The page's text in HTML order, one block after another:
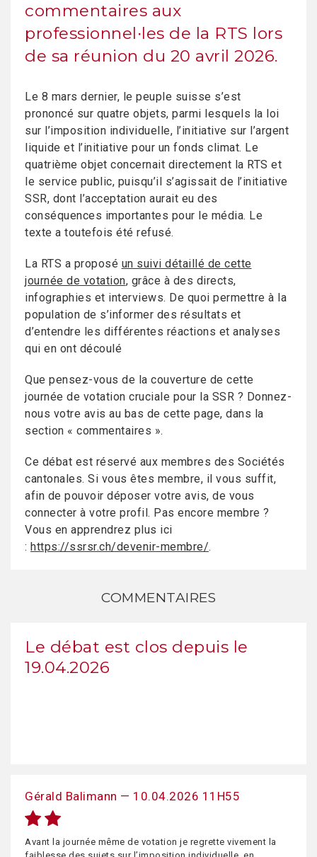
commentaires aux
professionnel∙les de la RTS lors
de sa réunion du 20 avril 2026.
Le 8 mars dernier, le peuple suisse s’est
prononcé sur quatre objets, parmi lesquels la loi
sur l’imposition individuelle, l’initiative sur l’argent
liquide et l’initiative pour un fonds climat. Le
quatrième objet concernait directement la RTS et
le service public, puisqu’il s’agissait de l’initiative
SSR, dont l’acceptation aurait eu des
conséquences importantes pour le média. Le
texte a toutefois été refusé.
La RTS a proposé un suivi détaillé de cette
journée de votation, grâce à des directs,
infographies et interviews. De quoi permettre à la
population de s’informer des résultats et
d’entendre les différentes réactions et analyses
qui en ont découlé
Que pensez-vous de la couverture de cette
journée de votation cruciale pour la SSR ? Donnez-
nous votre avis au bas de cette page, dans la
section « commentaires ».
Ce débat est réservé aux membres des Sociétés
cantonales. Si vous êtes membre, il vous suffit,
afin de pouvoir déposer votre avis, de vous
connecter à votre profil. Pas encore membre ?
Vous en apprendrez plus ici
: https://ssrsr.ch/devenir-membre/.
COMMENTAIRES
Le débat est clos depuis le
19.04.2026
Gérald Balimann — 10.04.2026 11H55
Avant la journée même de votation je regrette vivement la